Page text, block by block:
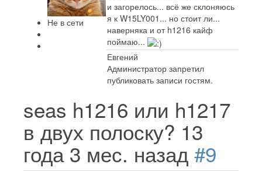
Не в сети
и загорелось... всё же склоняюсь
я к W15LY001... но стоит ли...
наверняка и от h1216 кайф
поймаю...
Евгений
Администратор запретил
публиковать записи гостям.
seas h1216 или h1217
в двух полоску? 13
года 3 мес. назад #9